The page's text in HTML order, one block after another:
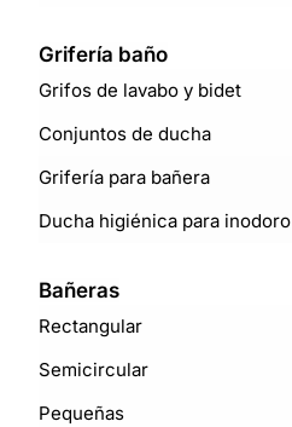
Grifería baño
Grifos de lavabo y bidet
Conjuntos de ducha
Grifería para bañera
Ducha higiénica para inodoro
Bañeras
Rectangular
Semicircular
Pequeñas